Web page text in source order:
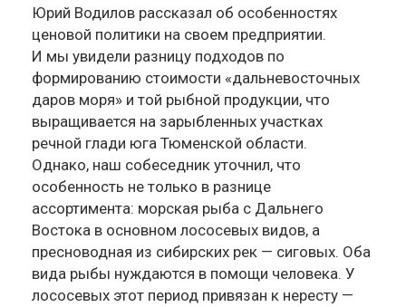
Юрий Водилов рассказал об особенностях
ценовой политики на своем предприятии.
И мы увидели разницу подходов по
формированию стоимости «дальневосточных
даров моря» и той рыбной продукции, что
выращивается на зарыбленных участках
речной глади юга Тюменской области.
Однако, наш собеседник уточнил, что
особенность не только в разнице
ассортимента: морская рыба с Дальнего
Востока в основном лососевых видов, а
пресноводная из сибирских рек — сиговых. Оба
вида рыбы нуждаются в помощи человека. У
лососевых этот период привязан к нересту —